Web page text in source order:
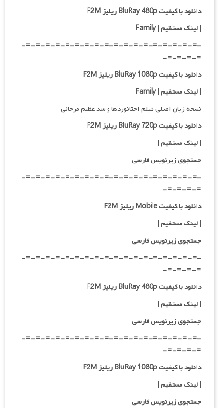
دانلود با کیفیت BluRay 480p ریلیز F2M
| لینک مستقیم | Family
-=-=-=-=-=-=-=-=-=-=-=-=-=-=-=-=-=-=-
=-=-=-=-
دانلود با کیفیت BluRay 1080p ریلیز F2M
|لینک مستقیم | Family
نسخه زبان اصلی فیلم اختانوردها و سد عظیم مرجانی
دانلود با کیفیت BluRay 720p ریلیز F2M
| لینک مستقیم|
جستجوی زیرنویس فارسی
-=-=-=-=-=-=-=-=-=-=-=-=-=-=-=-=-=-=-
=-=-=-=-
دانلود با کیفیت Mobile ریلیز F2M
| لینک مستقیم|
جستجوی زیرنویس فارسی
-=-=-=-=-=-=-=-=-=-=-=-=-=-=-=-=-=-=-
=-=-=-=-
دانلود با کیفیت BluRay 480p ریلیز F2M
| لینک مستقیم|
جستجوی زیرنویس فارسی
-=-=-=-=-=-=-=-=-=-=-=-=-=-=-=-=-=-=-
=-=-=-=-
دانلود با کیفیت BluRay 1080p ریلیز F2M
|لینک مستقیم|
جستجوی زیرنویس فارسی